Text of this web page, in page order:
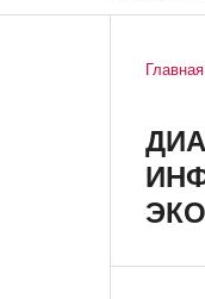
Главная